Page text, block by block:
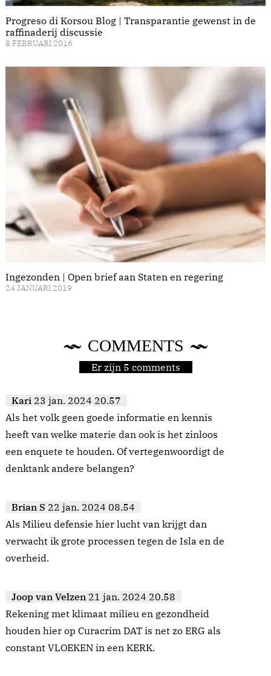
Progreso di Korsou Blog | Transparantie gewenst in de
raffinaderij discussie
8 FEBRUARI 2016
Ingezonden | Open brief aan Staten en regering
24 JANUARI 2019
COMMENTS
Er zijn 5 comments
Kari 23 jan. 2024 20.57
Als het volk geen goede informatie en kennis
heeft van welke materie dan ook is het zinloos
een enquete te houden. Of vertegenwoordigt de
denktank andere belangen?
Brian S 22 jan. 2024 08.54
Als Milieu defensie hier lucht van krijgt dan
verwacht ik grote processen tegen de Isla en de
overheid.
Joop van Velzen 21 jan. 2024 20.58
Rekening met klimaat milieu en gezondheid
houden hier op Curacrim DAT is net zo ERG als
constant VLOEKEN in een KERK.